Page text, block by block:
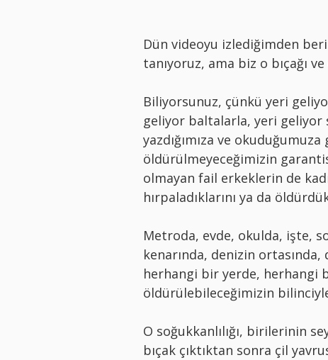
Dün videoyu izlediğimden
tanıyoruz, ama biz o bıçağı
Biliyorsunuz, çünkü yeri
geliyor baltalarla, yeri geliyor
yazdığımıza ve
öldürülmeyeceğimizin
olmayan fail erkeklerin de
hırpaladıklarını ya da
Metroda, evde, okulda, işte,
kenarında, denizin ortasında,
herhangi bir yerde, herhangi
öldürülebileceğimizin
O soğukkanlılığı, birilerinin
bıçak çıktıktan sonra çil